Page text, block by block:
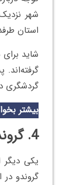
استان
گردشگری
بیشتر
4. گروندو زیباترین شهر بلاروس
یکی دیگر
گروندو